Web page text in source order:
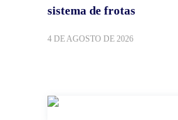
sistema de frotas
4 DE AGOSTO DE 2026